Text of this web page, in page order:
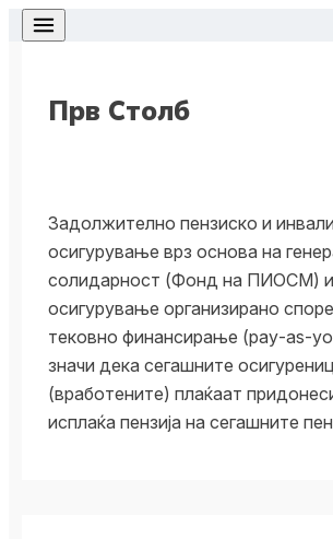
Skip to content
важни одлуки,
почни да се
информираш
на време.
Сегашните
одлуки ја
посигурна
иднина со
информирани
финансиски
одлуки
Сегашните одлуки
Прв Столб
Задолжително пензиско и
осигyрување врз основа на
солидарност (Фонд на ПИОСМ) и
осигyрување организирано
тековно финансирање (рау-аѕ-
значи дека сегашните
(вработените) плаќаат
исплаќа пензија на сегашните